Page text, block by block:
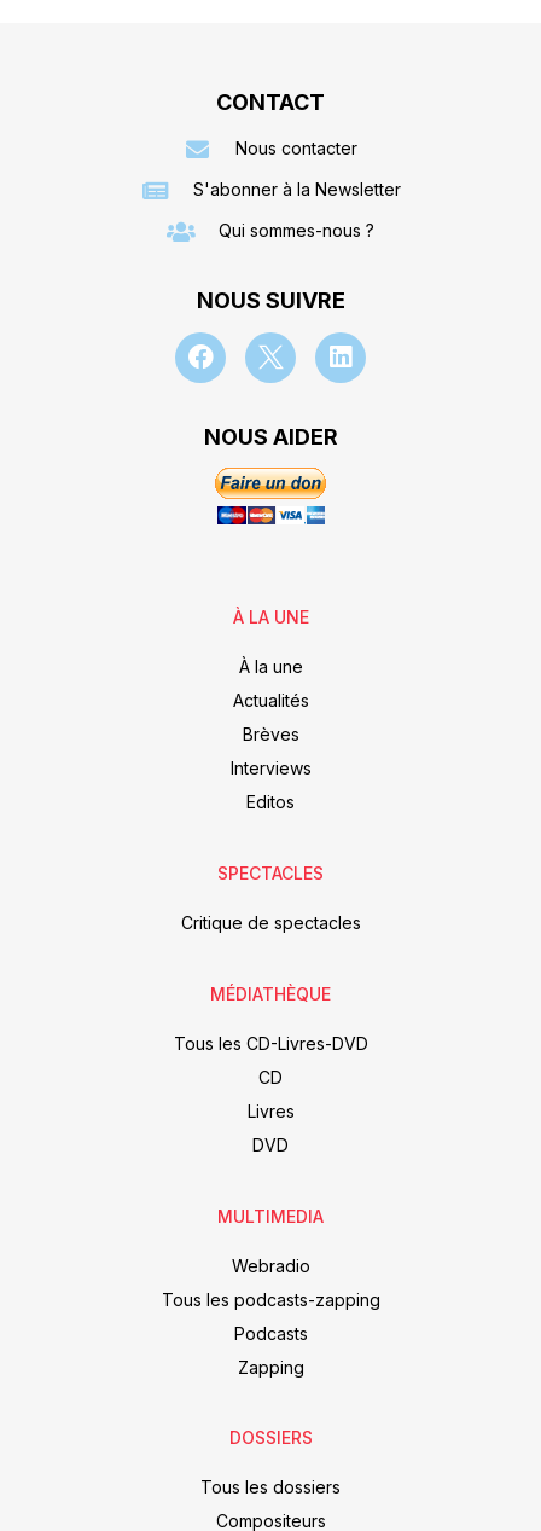
CONTACT
Nous contacter
S'abonner à la Newsletter
Qui sommes-nous ?
NOUS SUIVRE
NOUS AIDER
À LA UNE
À la une
Actualités
Brèves
Interviews
Editos
SPECTACLES
Critique de spectacles
MÉDIATHÈQUE
Tous les CD-Livres-DVD
CD
Livres
DVD
MULTIMEDIA
Webradio
Tous les podcasts-zapping
Podcasts
Zapping
DOSSIERS
Tous les dossiers
Compositeurs